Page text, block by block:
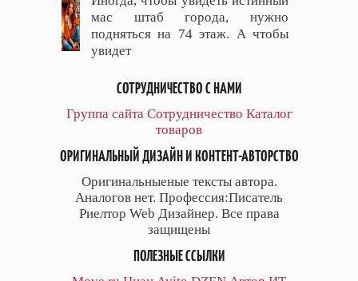
мас штаб города, нужно
подняться на 74 этаж. А чтобы
увидет
СОТРУДНИЧЕСТВО С НАМИ
Группа сайта Сотрудничество Каталог
товаров
ОРИГИНАЛЬНЫЙ ДИЗАЙН И КОНТЕНТ-АВТОРСТВО
Оригинальныеные тексты автора.
Аналогов нет. Профессия:Писатель
Риелтор Web Дизайнер. Все права
защищены
ПОЛЕЗНЫЕ ССЫЛКИ